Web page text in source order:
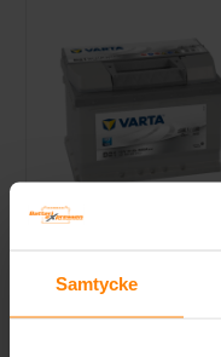
Samtycke
VARTA